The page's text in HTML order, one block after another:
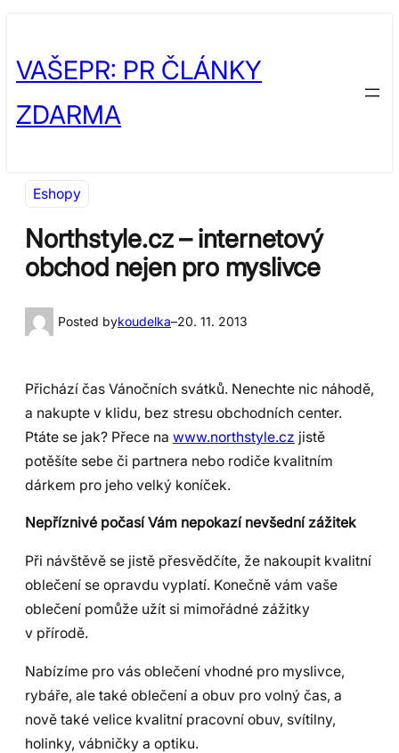
obsah
content
VAŠEPR: PR ČLÁNKY
ZDARMA
Eshopy
Northstyle.cz – internetový
obchod nejen pro myslivce
Posted bykoudelka–20. 11. 2013
Přichází čas Vánočních svátků. Nenechte nic náhodě,
a nakupte v klidu, bez stresu obchodních center.
Ptáte se jak? Přece na www.northstyle.cz jistě
potěšíte sebe či partnera nebo rodiče kvalitním
dárkem pro jeho velký koníček.
Nepříznivé počasí Vám nepokazí nevšední zážitek
Při návštěvě se jistě přesvědčíte, že nakoupit kvalitní
oblečení se opravdu vyplatí. Konečně vám vaše
oblečení pomůže užít si mimořádné zážitky
v přírodě.
Nabízíme pro vás oblečení vhodné pro myslivce,
rybáře, ale také oblečení a obuv pro volný čas, a
nově také velice kvalitní pracovní obuv, svítilny,
holinky, vábničky a optiku.